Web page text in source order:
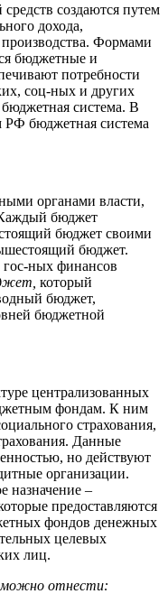
создаются путем
дохода,
производства. Формами
бюджетные и
потребности
соц-ных и других
система. В
РФ бюджетная система
органами власти,
бюджет
бюджет своими
бюджет.
гос-ных финансов
который
бюджет,
бюджетной
централизованных
фондам. К ним
страхования,
Данные
но действуют
организации.
назначение –
предоставляются
фондов денежных
целевых
лиц.
можно отнести: